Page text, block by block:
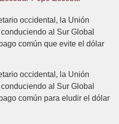
occidental, la Unión
al Sur Global
común que evite el dólar
occidental, la Unión
al Sur Global
común para eludir el dólar